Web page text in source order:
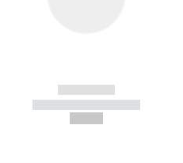
------------
----------- -----------